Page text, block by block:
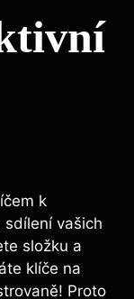
k
vašich
složku a
klíče na
Proto⁢